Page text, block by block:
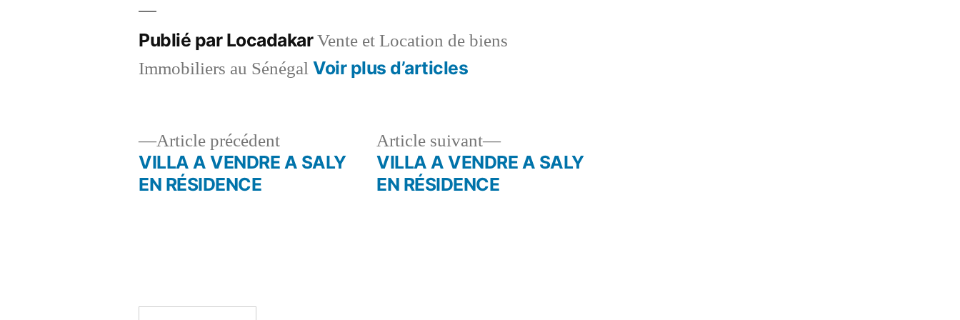
Publié par LocadakarVente et Location de biens
Immobiliers au SénégalVoir plus d’articles
Navigation
Article précédentArticle
précédent :
VILLA A VENDRE A SALY
EN RÉSIDENCE
Article suivant
Article
suivant :
VILLA A VENDRE A SALY
EN RÉSIDENCE